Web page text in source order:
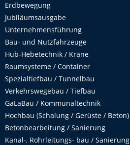
Erdbewegung
Jubiläumsausgabe
Unternehmensführung
Bau- und Nutzfahrzeuge
Hub-Hebetechnik / Krane
Raumsysteme / Container
Spezialtiefbau / Tunnelbau
Verkehrswegebau / Tiefbau
GaLaBau / Kommunaltechnik
Hochbau (Schalung / Gerüste / Beton)
Betonbearbeitung / Sanierung
Kanal-, Rohrleitungs- bau / Sanierung